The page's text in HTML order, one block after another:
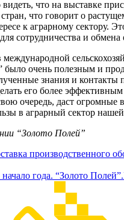
что на выставке
что говорит о
к аграрному сектору.
сотрудничества и
очень полезным и
знания и контакты
его более
очередь, даст огромные
в аграрный сектор
“Золото Полей”
производственного
года. “Золото Полей”.